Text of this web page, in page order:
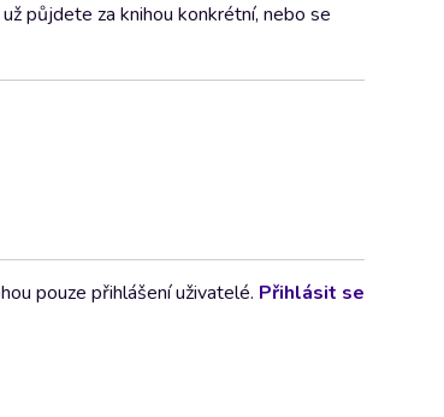
půjdete za knihou konkrétní, nebo se
pouze přihlášení uživatelé. Přihlásit se